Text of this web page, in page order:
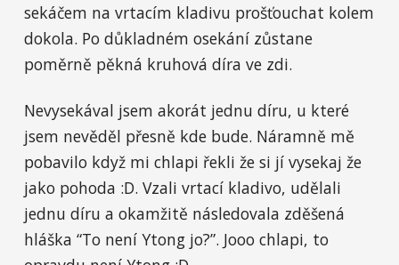
sekáčem na vrtacím kladivu prošťouchat kolem
dokola. Po důkladném osekání zůstane
poměrně pěkná kruhová díra ve zdi.
Nevysekával jsem akorát jednu díru, u které
jsem nevěděl přesně kde bude. Náramně mě
pobavilo když mi chlapi řekli že si jí vysekaj že
jako pohoda :D. Vzali vrtací kladivo, udělali
jednu díru a okamžitě následovala zděšená
hláška “To není Ytong jo?”. Jooo chlapi, to